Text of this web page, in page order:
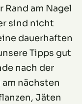
am Nagel
sind nicht
dauerhaften
Tipps gut
nach der
nächsten
Jäten